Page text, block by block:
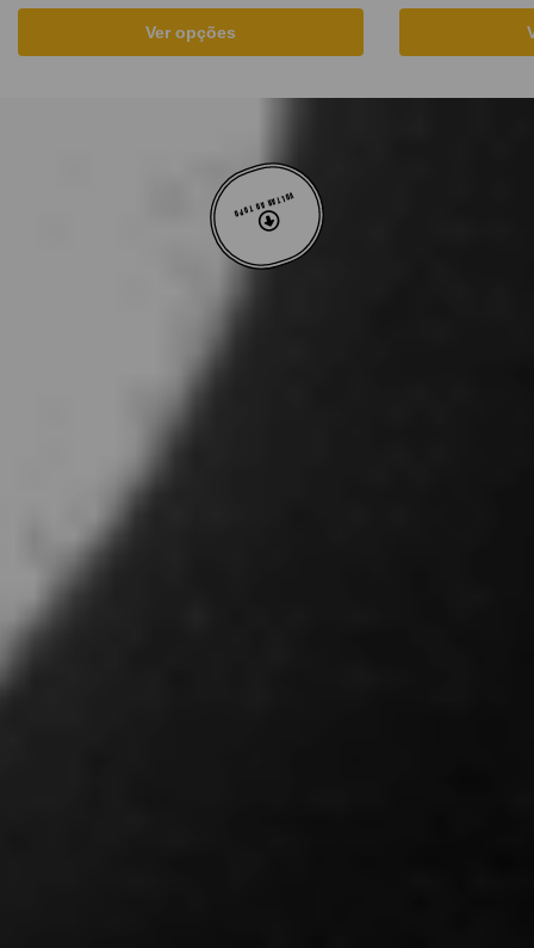
Ver opções
VOLTAR AO TOPO